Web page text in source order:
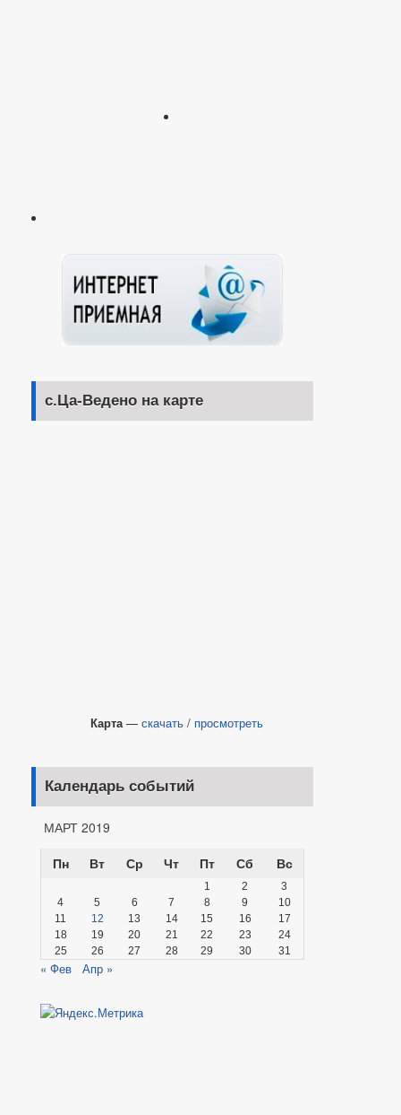
с.Ца-Ведено на карте
Карта— скачать / просмотреть
Календарь событий
МАРТ 2019
Пн
Вт Ср Чт Пт Сб Вс
1 2
3
4
5 6 7 8 9
10
11
12 13 14 15 16
17
18
19 20 21 22 23
24
25
26 27 28 29 30 31
« Фев Апр »